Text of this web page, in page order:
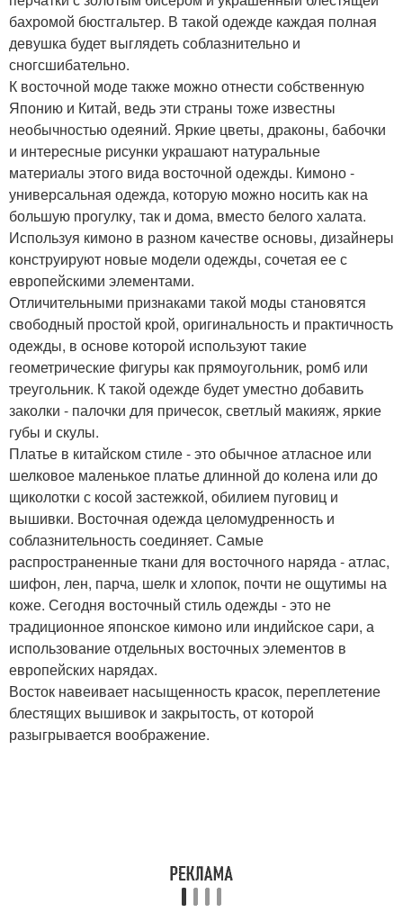
бахромой бюстгальтер. В такой одежде каждая полная
девушка будет выглядеть соблазнительно и
сногсшибательно.
К восточной моде также можно отнести собственную
Японию и Китай, ведь эти страны тоже известны
необычностью одеяний. Яркие цветы, драконы, бабочки
и интересные рисунки украшают натуральные
материалы этого вида восточной одежды. Кимоно -
универсальная одежда, которую можно носить как на
большую прогулку, так и дома, вместо белого халата.
Используя кимоно в разном качестве основы, дизайнеры
конструируют новые модели одежды, сочетая ее с
европейскими элементами.
Отличительными признаками такой моды становятся
свободный простой крой, оригинальность и практичность
одежды, в основе которой используют такие
геометрические фигуры как прямоугольник, ромб или
треугольник. К такой одежде будет уместно добавить
заколки - палочки для причесок, светлый макияж, яркие
губы и скулы.
Платье в китайском стиле - это обычное атласное или
шелковое маленькое платье длинной до колена или до
щиколотки с косой застежкой, обилием пуговиц и
вышивки. Восточная одежда целомудренность и
соблазнительность соединяет. Самые
распространенные ткани для восточного наряда - атлас,
шифон, лен, парча, шелк и хлопок, почти не ощутимы на
коже. Сегодня восточный стиль одежды - это не
традиционное японское кимоно или индийское сари, а
использование отдельных восточных элементов в
европейских нарядах.
Восток навеивает насыщенность красок, переплетение
блестящих вышивок и закрытость, от которой
разыгрывается воображение.